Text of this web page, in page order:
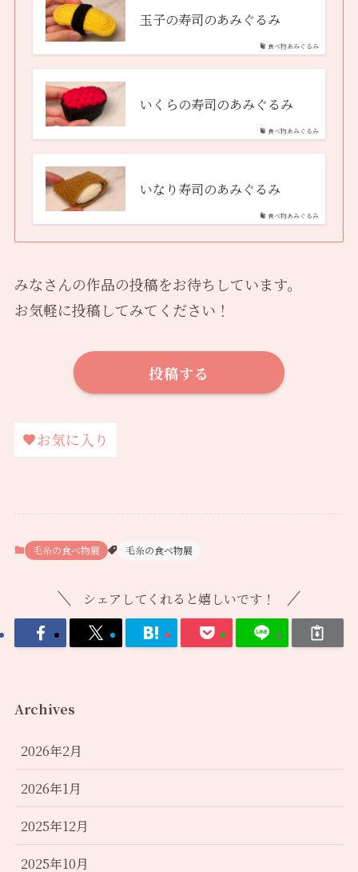
食べ物あみぐるみ
玉子の寿司のあみぐるみ
食べ物あみぐるみ
いくらの寿司のあみぐるみ
食べ物あみぐるみ
いなり寿司のあみぐるみ
みなさんの作品の投稿をお待ちしています。
お気軽に投稿してみてください！
投稿する
お気に入り
毛糸の食べ物展 毛糸の食べ物展
シェアしてくれると嬉しいです！
Archives
2026年2月
2026年1月
2025年12月
2025年10月